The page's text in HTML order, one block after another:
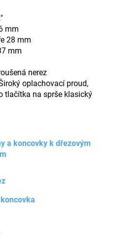
mm
28 mm
mm
nerez
oplachovací proud,
tlačítka na sprše klasický
a koncovky k dřezovým